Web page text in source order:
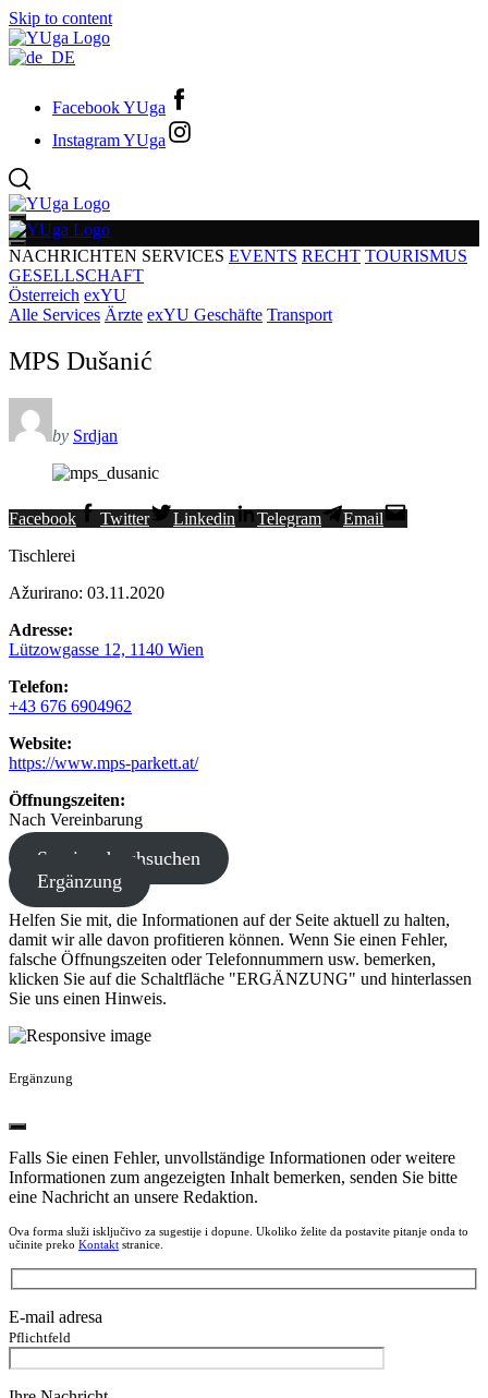
Skip to content
Facebook YUga
Instagram YUga
NACHRICHTEN SERVICES EVENTS RECHT TOURISMUS
GESELLSCHAFT
Österreich exYU
Alle Services Ärzte exYU Geschäfte Transport
MPS Dušanić
by Srdjan
Facebook Twitter Linkedin Telegram
Email
Tischlerei
Ažurirano: 03.11.2020
Adresse:
Lützowgasse 12, 1140 Wien
Telefon:
+43 676 6904962
Website:
https://www.mps-parkett.at/
Öffnungszeiten:
Nach Vereinbarung
Service durchsuchen
Ergänzung
Helfen Sie mit, die Informationen auf der Seite aktuell zu halten,
damit wir alle davon profitieren können. Wenn Sie einen Fehler,
falsche Öffnungszeiten oder Telefonnummern usw. bemerken,
klicken Sie auf die Schaltfläche "ERGÄNZUNG" und hinterlassen
Sie uns einen Hinweis.
Ergänzung
Falls Sie einen Fehler, unvollständige Informationen oder weitere
Informationen zum angezeigten Inhalt bemerken, senden Sie bitte
eine Nachricht an unsere Redaktion.
Ova forma služi isključivo za sugestije i dopune. Ukoliko želite da postavite pitanje onda to
učinite preko Kontakt stranice.
E-mail adresa
Pflichtfeld